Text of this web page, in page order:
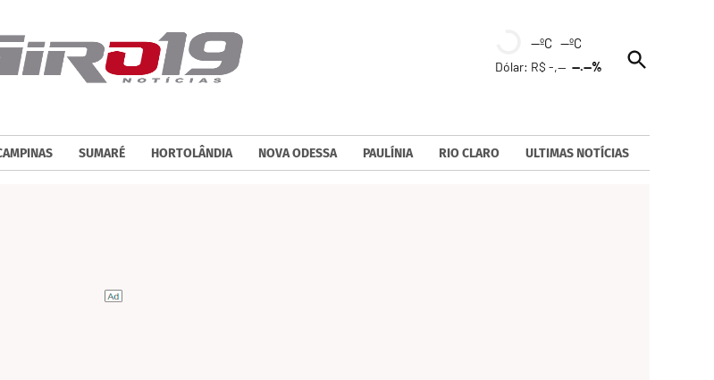
--ºC --ºC
Dólar: R$ -,----.--%
Open
Search
SUMARÉ HORTOLÂNDIA NOVA ODESSA PAULÍNIA RIO CLARO ULTIMAS NOTÍCIAS